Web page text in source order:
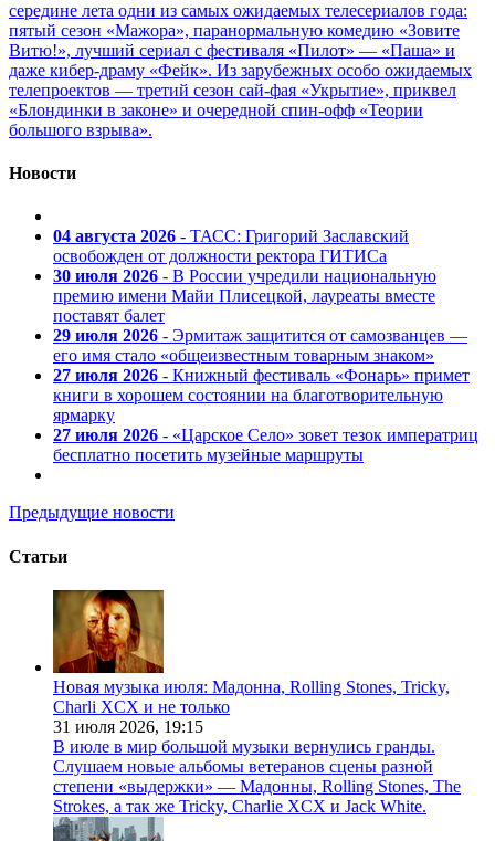
середине лета одни из самых ожидаемых телесериалов года:
пятый сезон «Мажора», паранормальную комедию «Зовите
Витю!», лучший сериал с фестиваля «Пилот» — «Паша» и
даже кибер-драму «Фейк». Из зарубежных особо ожидаемых
телепроектов — третий сезон сай-фая «Укрытие», приквел
«Блондинки в законе» и очередной спин-офф «Теории
большого взрыва».
Новости
04 августа 2026 - ТАСС: Григорий Заславский
освобожден от должности ректора ГИТИСа
30 июля 2026 - В России учредили национальную
премию имени Майи Плисецкой, лауреаты вместе
поставят балет
29 июля 2026 - Эрмитаж защитится от самозванцев —
его имя стало «общеизвестным товарным знаком»
27 июля 2026 - Книжный фестиваль «Фонарь» примет
книги в хорошем состоянии на благотворительную
ярмарку
27 июля 2026 - «Царское Село» зовет тезок императриц
бесплатно посетить музейные маршруты
Предыдущие новости
Статьи
Новая музыка июля: Мадонна, Rolling Stones, Tricky,
Charli XCX и не только
31 июля 2026, 19:15
В июле в мир большой музыки вернулись гранды.
Слушаем новые альбомы ветеранов сцены разной
степени «выдержки» — Мадонны, Rolling Stones, The
Strokes, а так же Tricky, Charlie XCX и Jack White.